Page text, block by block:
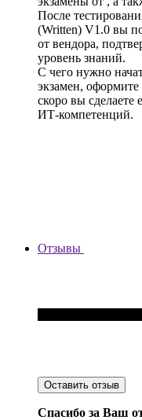
После
(Written) V1.0 вы
от вендора,
уровень знаний.
С чего нужно
экзамен,
скоро вы сделаете
ИТ-компетенций.
Отзывы
Оставить отзыв
Спасибо за Ваш